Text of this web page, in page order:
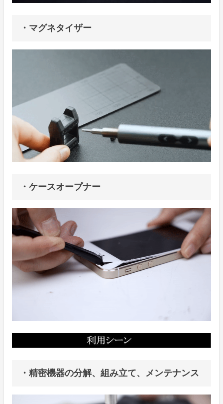
・マグネタイザー
・ケースオープナー
・精密機器の分解、組み立て、メンテナンス